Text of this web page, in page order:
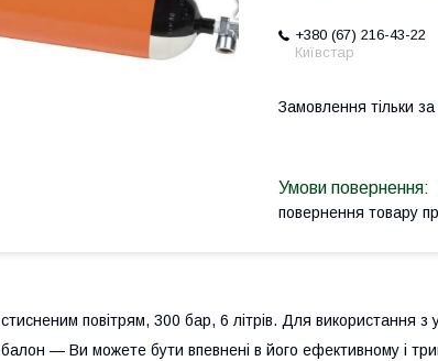
+380 (67) 216-43-22
Київстар
Замовлення тільки
повернення товару
повітрям, 300 бар, 6 літрів. Для використання
— Ви можете бути впевнені в його ефективному і